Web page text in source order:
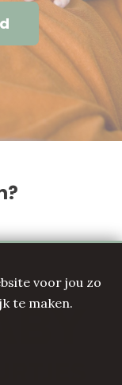
voor jou zo
te maken.